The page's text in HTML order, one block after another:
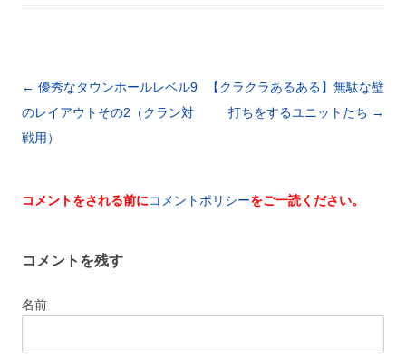
投稿ナビゲーション
← 優秀なタウンホールレベル9
のレイアウトその2（クラン対
戦用）
【クラクラあるある】無駄な壁
打ちをするユニットたち →
コメントをされる前にコメントポリシーをご一読ください。
コメントを残す
名前